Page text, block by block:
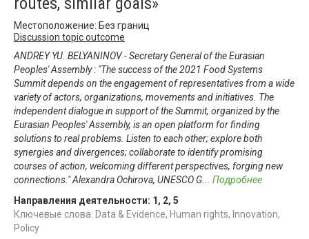
Местоположение: Без границ
Discussion topic outcome
ANDREY YU. BELYANINOV - Secretary General of the Eurasian
Peoples' Assembly : "The success of the 2021 Food Systems
Summit depends on the engagement of representatives from a wide
variety of actors, organizations, movements and initiatives. The
independent dialogue in support of the Summit, organized by the
Eurasian Peoples' Assembly, is an open platform for finding
solutions to real problems. Listen to each other; explore both
synergies and divergences; collaborate to identify promising
courses of action, welcoming different perspectives, forging new
connections." Alexandra Ochirova, UNESCO G
Подробнее
Направления деятельности: 1 , 2, 5
Ключевые слова: Data & Evidence, Human rights, Innovation,
Policy